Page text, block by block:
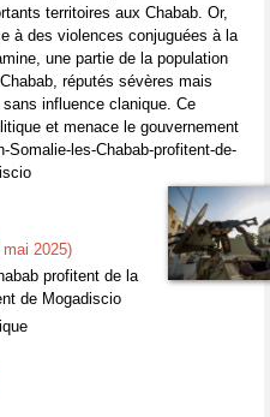
territoires aux Chabab. Or,
à des violences conjuguées à la
une partie de la population
réputés sévères mais
influence clanique. Ce
et menace le gouvernement
les-Chabab-profitent-de-
2025)
profitent de la
de Mogadiscio